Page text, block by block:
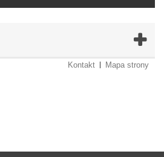
Kontakt Mapa strony